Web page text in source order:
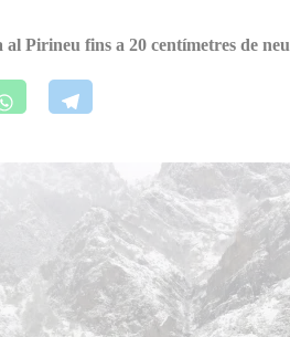
Pirineu fins a 20 centímetres de neu